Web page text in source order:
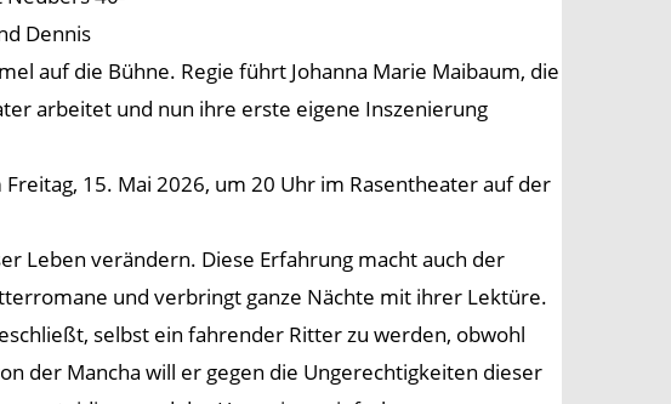
Dennis
auf die Bühne. Regie führt Johanna Marie Maibaum, die
arbeitet und nun ihre erste eigene Inszenierung
15. Mai 2026, um 20 Uhr im Rasentheater auf der
Leben verändern. Diese Erfahrung macht auch der
und verbringt ganze Nächte mit ihrer Lektüre.
selbst ein fahrender Ritter zu werden, obwohl
der Mancha will er gegen die Ungerechtigkeiten dieser